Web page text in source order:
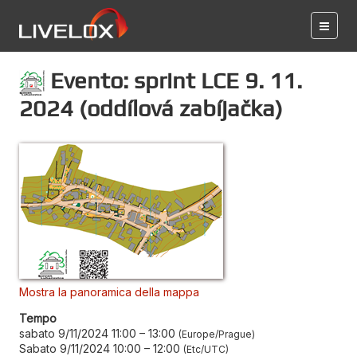
Evento: sprint LCE 9. 11.
2024 (oddílová zabíjačka)
Mostra la panoramica della mappa
Tempo
sabato 9/11/2024 11:00 – 13:00 Europe/Prague
Sabato 9/11/2024 10:00 – 12:00 Etc/UTC